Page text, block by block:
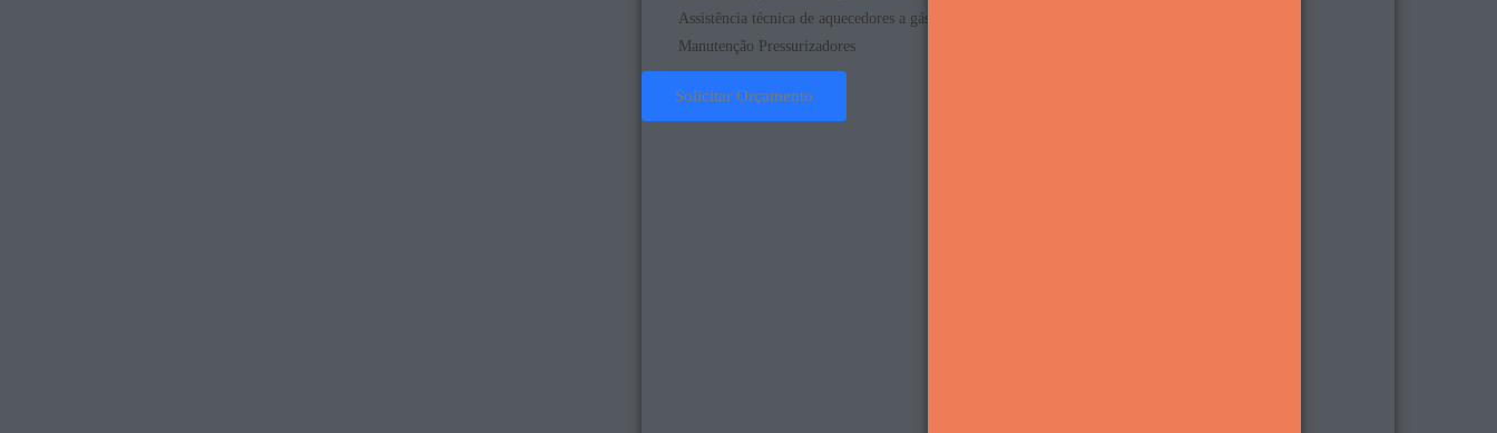
Assistência técnica de aquecedores a gás
Manutenção Pressurizadores
Solicitar Orçamento